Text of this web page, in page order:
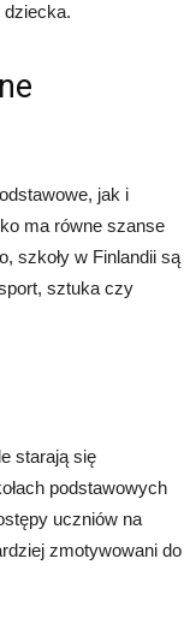
dziecka.
jak i
ma równe szanse
szkoły w Finlandii są
sztuka czy
starają się
podstawowych
uczniów na
zmotywowani do